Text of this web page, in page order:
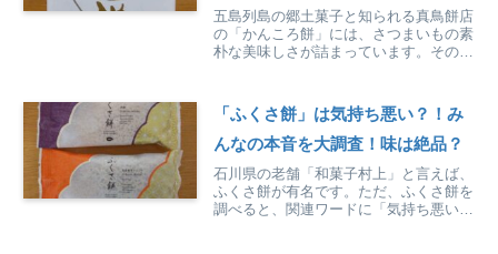
五島列島の郷土菓子と知られる真鳥餅店
の「かんころ餅」には、さつまいもの素
朴な美味しさが詰まっています。その味
「ふくさ餅」は気持ち悪い？！み
んなの本音を大調査！味は絶品？
石川県の老舗「和菓子村上」と言えば、
ふくさ餅が有名です。ただ、ふくさ餅を
調べると、関連ワードに「気持ち悪い」